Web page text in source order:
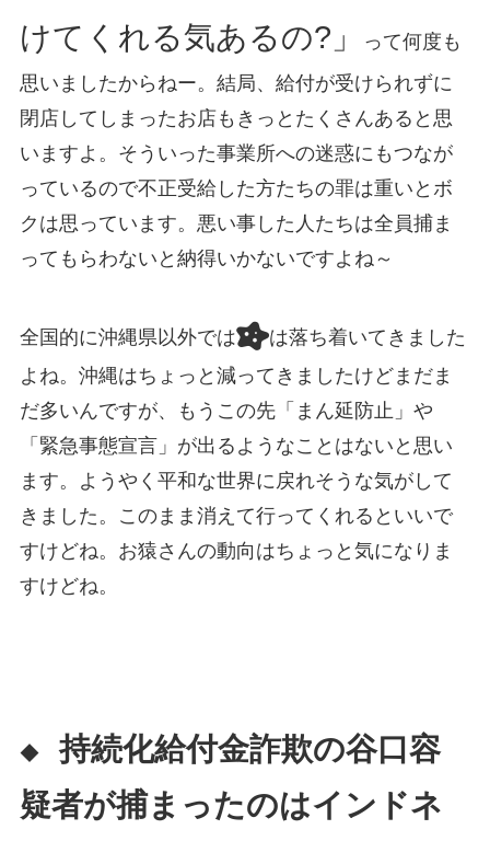
けてくれる気あるの?」
って何度も
思いましたからねー。結局、給付が受けられずに
閉店してしまったお店もきっとたくさんあると思
いますよ。そういった事業所への迷惑にもつなが
っているので不正受給した方たちの罪は重いとボ
クは思っています。悪い事した人たちは全員捕ま
ってもらわないと納得いかないですよね～
全国的に沖縄県以外では
は落ち着いてきました
よね。沖縄はちょっと減ってきましたけどまだま
だ多いんですが、もうこの先「まん延防止」や
「緊急事態宣言」が出るようなことはないと思い
ます。ようやく平和な世界に戻れそうな気がして
きました。このまま消えて行ってくれるといいで
すけどね。お猿さんの動向はちょっと気になりま
すけどね。
◆持続化給付金詐欺の谷口容
疑者が捕まったのはインドネ